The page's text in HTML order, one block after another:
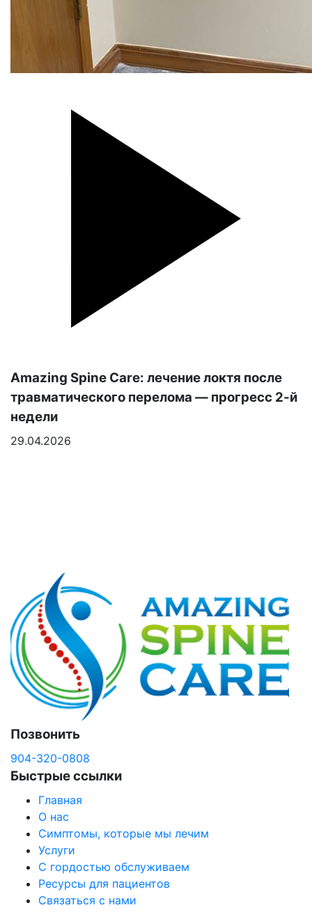
Amazing Spine Care: лечение локтя после
травматического перелома — прогресс 2-й
недели
29.04.2026
Позвонить
904-320-0808
Быстрые ссылки
Главная
О нас
Симптомы, которые мы лечим
Услуги
С гордостью обслуживаем
Ресурсы для пациентов
Связаться с нами